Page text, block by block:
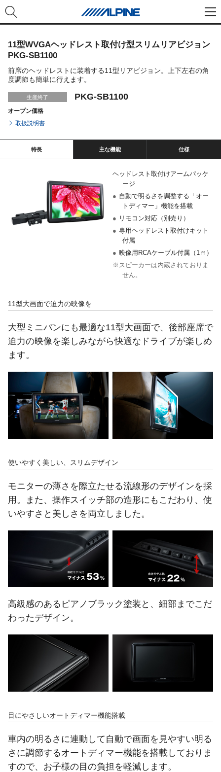
11型WVGAヘッドレスト取付け型スリムリアビジョン
PKG-SB1100
前席のヘッドレストに装着する11型リアビジョン。上下左右の角
度調節も簡単に行えます。
生産終了 PKG-SB1100
オープン価格
取扱説明書
特長 主な機能 仕様
ヘッドレスト取付けアームパッケ
ージ
● 自動で明るさを調整する「オー
トディマー」機能を搭載
● リモコン対応（別売り）
● 専用ヘッドレスト取付けキット
付属
● 映像用RCAケーブル付属（1ｍ）
※スピーカーは内蔵されておりま
せん。
11型大画面で迫力の映像を
大型ミニバンにも最適な11型大画面で、後部座席で
迫力の映像を楽しみながら快適なドライブが楽しめ
ます。
使いやすく美しい、スリムデザイン
モニターの薄さを際立たせる流線形のデザインを採
用。また、操作スイッチ部の造形にもこだわり、使
いやすさと美しさを両立しました。
高級感のあるピアノブラック塗装と、細部までこだ
わったデザイン。
目にやさしいオートディマー機能搭載
車内の明るさに連動して自動で画面を見やすい明る
さに調節するオートディマー機能を搭載しておりま
すので、お子様の目の負担を軽減します。